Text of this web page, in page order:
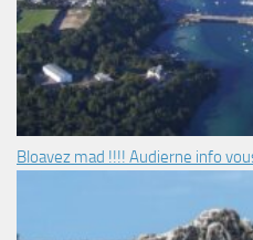
Bloavez mad !!!! Audierne info